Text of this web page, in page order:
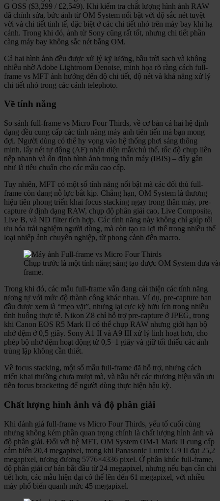
G OSS ($3,299 / £2,549). Khi kiểm tra chất lượng hình ảnh RAW
đã chỉnh sửa, bức ảnh từ OM System nổi bật với độ sắc nét tuyệt
vời và chi tiết tinh tế, đặc biệt ở các chi tiết nhỏ trên máy bay khi hạ
cánh. Trong khi đó, ảnh từ Sony cũng rất tốt, nhưng chi tiết phần
càng máy bay không sắc nét bằng OM.
Cả hai hình ảnh đều được xử lý kỹ lưỡng, bầu trời sạch và không
nhiễu nhờ Adobe Lightroom Denoise, minh họa rõ ràng cách full-
frame vs MFT ảnh hưởng đến độ chi tiết, độ nét và khả năng xử lý
chi tiết nhỏ trong các cảnh telephoto.
Về tính năng
So sánh full-frame vs Micro Four Thirds, về cơ bản cả hai hệ định
dạng đều cung cấp các tính năng máy ảnh tiên tiến mà bạn mong
đợi. Người dùng có thể hy vọng vào hệ thống phơi sáng thông
minh, lấy nét tự động (AF) nhận diện mắt/chủ thể, tốc độ chụp liên
tiếp nhanh và ổn định hình ảnh trong thân máy (IBIS) – đây gần
như là tiêu chuẩn cho các mẫu cao cấp.
Tuy nhiên, MFT có một số tính năng nổi bật mà các đối thủ full-
frame còn đang nỗ lực bắt kịp. Chẳng hạn, OM System là thương
hiệu tiên phong triển khai focus stacking ngay trong thân máy, pre-
capture ở định dạng RAW, chụp độ phân giải cao, Live Composite,
Live B, và ND filter tích hợp. Các tính năng này không chỉ giúp tối
ưu hóa trải nghiệm người dùng, mà còn tạo ra lợi thế trong nhiều thể
loại nhiếp ảnh chuyên nghiệp, từ phong cảnh đến macro.
Chụp trước là một tính năng sáng tạo được OM System đưa
frame.
Trong khi đó, các mẫu full-frame vẫn đang cải thiện các tính năng
tương tự với mức độ thành công khác nhau. Ví dụ, pre-capture ban
đầu được xem là “mẹo vặt”, nhưng lại cực kỳ hữu ích trong nhiều
tình huống thực tế. Nikon Z8 chỉ hỗ trợ pre-capture ở JPEG, trong
khi Canon EOS R5 Mark II có thể chụp RAW nhưng giới hạn bộ
nhớ đệm ở 0,5 giây. Sony A1 II và A9 III xử lý linh hoạt hơn, cho
phép bộ nhớ đệm hoạt động từ 0,5–1 giây và giữ tối thiểu các ảnh
trùng lặp không cần thiết.
Về focus stacking, một số mẫu full-frame đã hỗ trợ, nhưng cách
triển khai thường chưa mượt mà, và hầu hết các thương hiệu vẫn ưu
tiên focus bracketing để người dùng thực hiện hậu kỳ.
Chất lượng hình ảnh và độ phân giải
Khi đánh giá full-frame vs Micro Four Thirds, yếu tố cuối cùng
nhưng không kém phần quan trọng chính là chất lượng hình ảnh và
độ phân giải. Đối với hệ MFT, OM System OM-1 Mark II cung cấp
cảm biến 20,4 megapixel, trong khi Panasonic Lumix G9 II đạt 25,2
megapixel, tương đương 5776×4336 pixel. Ở phân khúc full-frame,
độ phân giải cơ bản bắt đầu từ 24 megapixel, nhưng nếu bạn cần chi
tiết hơn, các mẫu hiện đại có thể lên đến 61 megapixel, với nhiều
máy phổ biến quanh mức 45 megapixel.